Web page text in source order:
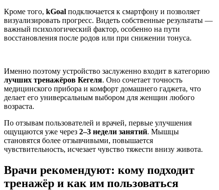
Кроме того, kGoal подключается к смартфону и позволяет
визуализировать прогресс. Видеть собственные результаты —
важный психологический фактор, особенно на пути
восстановления после родов или при снижении тонуса.
Именно поэтому устройство заслуженно входит в категорию
лучших тренажёров Кегеля. Оно сочетает точность
медицинского прибора и комфорт домашнего гаджета, что
делает его универсальным выбором для женщин любого
возраста.
По отзывам пользователей и врачей, первые улучшения
ощущаются уже через 2–3 недели занятий. Мышцы
становятся более отзывчивыми, повышается
чувствительность, исчезает чувство тяжести внизу живота.
Врачи рекомендуют: кому подходит
тренажёр и как им пользоваться